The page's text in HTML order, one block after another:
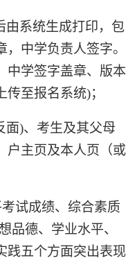
由系统生成打印，包
中学负责人签字。
中学签字盖章、版本
至报名系统)；
面)、考生及其父母
户主页及本人页（或
考试成绩、综合素质
品德、学业水平、
践五个方面突出表现